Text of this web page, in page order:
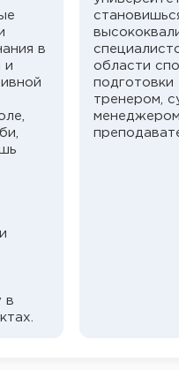
в
и
в
области
подготовки
тренером,
менеджером,